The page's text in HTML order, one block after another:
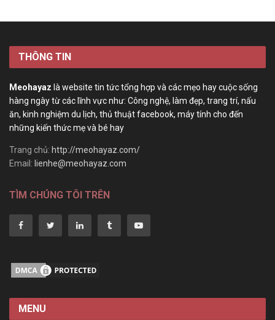
THÔNG TIN
Meohayaz là website tin tức tổng hợp và các mẹo hay cuộc sống
hàng ngày từ các lĩnh vực như: Công nghệ, làm đẹp, trang trí, nấu
ăn, kinh nghiệm du lịch, thủ thuật facebook, máy tính cho đến
những kiến thức mẹ và bé hay
Trang chủ: http://meohayaz.com/
Email: lienhe@meohayaz.com
TÌM CHÚNG TÔI TRÊN
MENU